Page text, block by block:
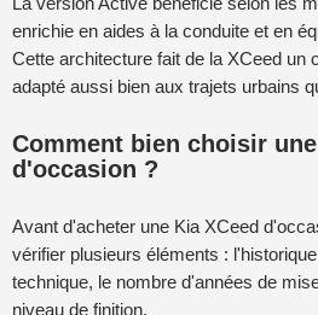
enrichie en aides à la conduite et en
Cette architecture fait de la XCeed un
adapté aussi bien aux trajets urbains
Comment bien choisir
d'occasion ?
Avant d'acheter une Kia XCeed
vérifier plusieurs éléments :
technique, le nombre d'années de
niveau de finition.